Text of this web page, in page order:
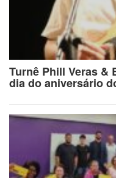
Turnê Phill Veras &
dia do aniversário